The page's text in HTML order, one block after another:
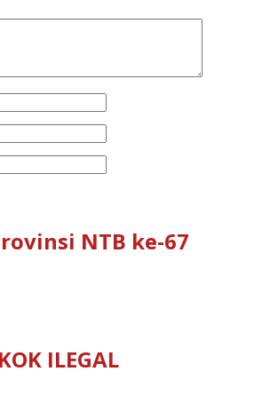
NTB ke-67
ILEGAL